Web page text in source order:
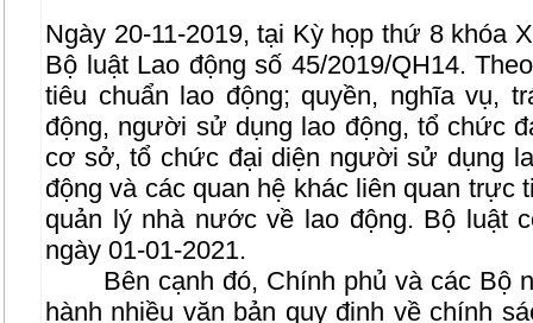
Ngày 20-11-2019, tại Kỳ họp thứ 8 khóa
Bộ luật Lao động số 45/2019/QH14.
tiêu chuẩn lao động; quyền, nghĩa vụ,
động, người sử dụng lao động, tổ chức
cơ sở, tổ chức đại diện người sử dụng
động và các quan hệ khác liên quan trực
quản lý nhà nước về lao động. Bộ luật
ngày 01-01-2021.
Bên cạnh đó, Chính phủ và các Bộ
hành nhiều văn bản quy định về chính